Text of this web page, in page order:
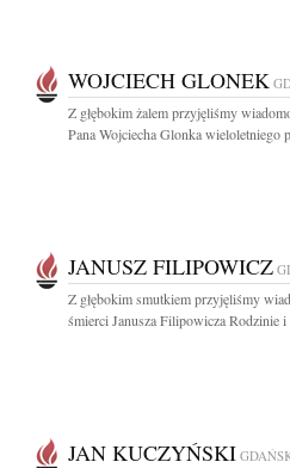
WOJCIECH GLONEK
Z głębokim żalem przyjęliśmy
Pana Wojciecha Glonka wieloletniego
JANUSZ FILIPOWICZ
Z głębokim smutkiem przyjęliśmy
śmierci Janusza Filipowicza Rodzinie
JAN KUCZYŃSKI